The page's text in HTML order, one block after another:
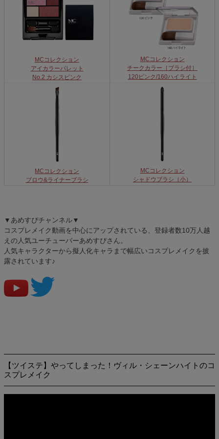
MCコレクション
アイカラーパレット
No.2 カシスピンク
MCコレクション
チークカラー［ブラシ付］
120ピンク/160ハイライト
MCコレクション
ブロウ&ライナーブラシ
MCコレクション
シャドウブラシ（小）
▼あめすぴチャンネル▼
コスプレメイク動画を中心にアップされている、登録者数10万人越
えの人気ユーチューバーあめすぴさん。
人気キャラクターから擬人化キャラまで幅広いコスプレメイクを披
露されています♪
【ツイステ】やってしまった！ヴィル・シェーンハイトのコ
スプレメイク